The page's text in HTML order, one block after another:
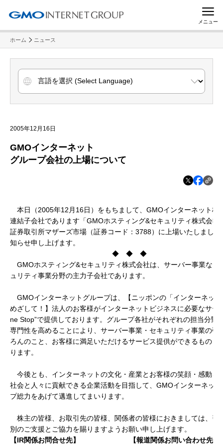
メニュー
ホーム ニュース
2005年12月16日
GMOインターネット
グループ会社の上場について
本日（2005年12月16日）をもちまして、GMOインターネット株
連結子会社であります「GMOホスティング&セキュリティ株式会社
証券取引所マザーズ市場（証券コード：3788）に上場いたしました
知らせ申し上げます。
◆ ◆ ◆
GMOホスティング&セキュリティ株式会社は、サーバー事業なら
ュリティ事業分野の主力子会社であります。
GMOインターネットグループは、【ニッポンの「インターネッ
めざして！】法人のお客様がインターネットビジネスに必要なサー
ne Stop”で提供しております。グループ各社がそれぞれの担当分野
専門性を高めることにより、サーバー事業・セキュリティ事業の強
ろんのこと、お客様に満足いただけるサービス提供ができるものと
ります。
今後とも、インターネットの文化・産業とお客様の笑顔・感動を
社会と人々に貢献できる企業活動を目指して、GMOインターネッ
プ総力をあげて邁進してまいります。
株主の皆様、お取引先の皆様、関係者の皆様におきましては、引
別のご支援とご協力を賜りますようお願い申し上げます。
【IR関係お問合せ先】
【報道関係お問い合わせ先】